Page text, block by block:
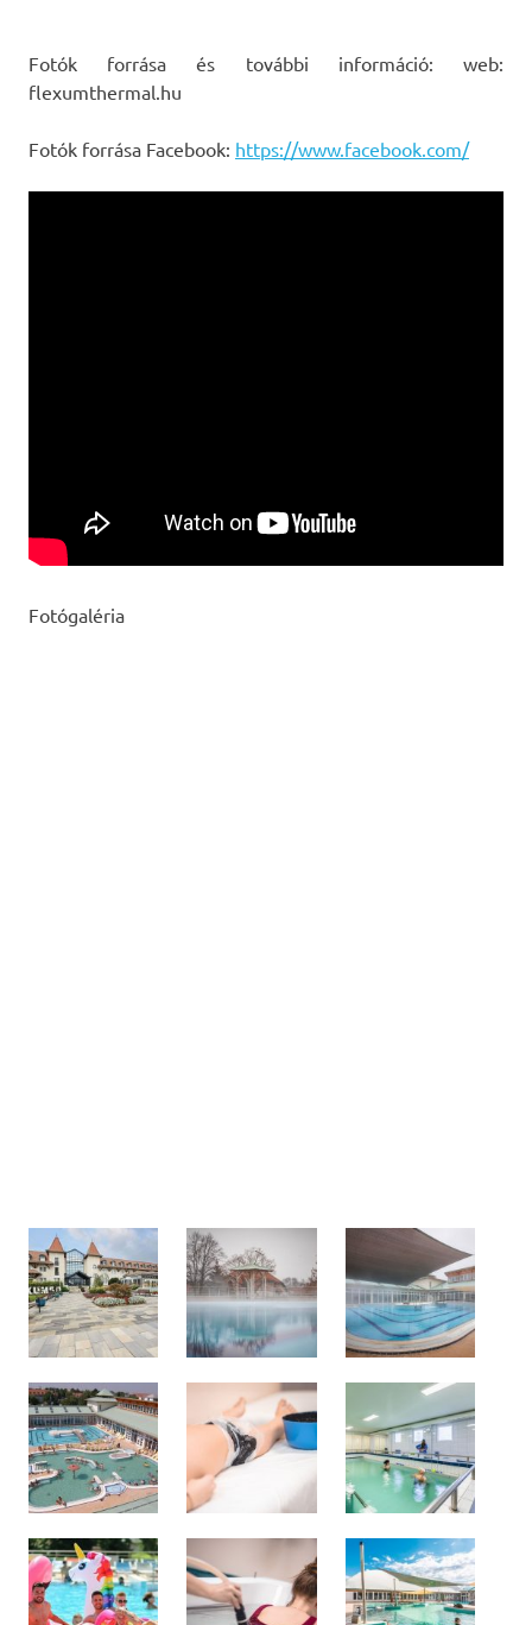
Fotók forrása és további információ: web:
flexumthermal.hu
Fotók forrása Facebook: https://www.facebook.com/
Fotógaléria